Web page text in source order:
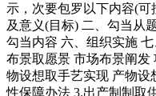
示，次要包罗以下内容(
及意义(目标) 二、勾当从
勾当内容 六、组织实施
布景取愿景 市场布景阐发
物设想取手艺实现 产物设
性保障办法 3.出产制制取